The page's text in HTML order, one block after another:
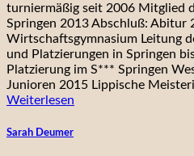
turniermäßig seit 2006 Mitglied
Springen 2013 Abschluß: Abitur
Wirtschaftsgymnasium Leitung
und Platzierungen in Springen
Platzierung im S*** Springen
Junioren 2015 Lippische
Weiterlesen
Sarah Deumer